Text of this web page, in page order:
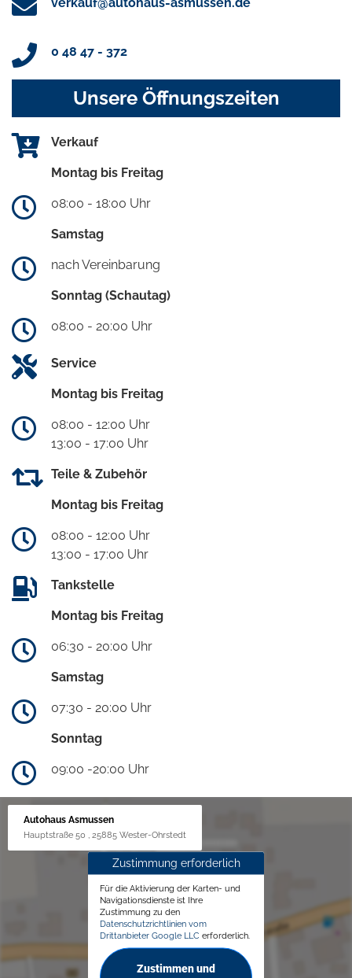
0 48 47 - 372
Unsere Öffnungszeiten
Verkauf
Montag bis Freitag
08:00 - 18:00 Uhr
Samstag
nach Vereinbarung
Sonntag (Schautag)
08:00 - 20:00 Uhr
Service
Montag bis Freitag
08:00 - 12:00 Uhr
13:00 - 17:00 Uhr
Teile & Zubehör
Montag bis Freitag
08:00 - 12:00 Uhr
13:00 - 17:00 Uhr
Tankstelle
Montag bis Freitag
06:30 - 20:00 Uhr
Samstag
07:30 - 20:00 Uhr
Sonntag
09:00 -20:00 Uhr
Autohaus Asmussen
Hauptstraße 50 , 25885 Wester-Ohrstedt
Zustimmung erforderlich
Für die Aktivierung der Karten- und
Navigationsdienste ist Ihre
Zustimmung zu den
Datenschutzrichtlinien vom
Drittanbieter Google LLC erforderlich.
Zustimmen und